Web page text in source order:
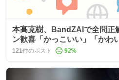
本髙克樹、BandZAIで全問正
ン歓喜「かっこいい」「かわ
121件のポスト 92%